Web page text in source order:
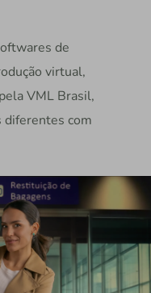
de
virtual,
VML Brasil,
diferentes com